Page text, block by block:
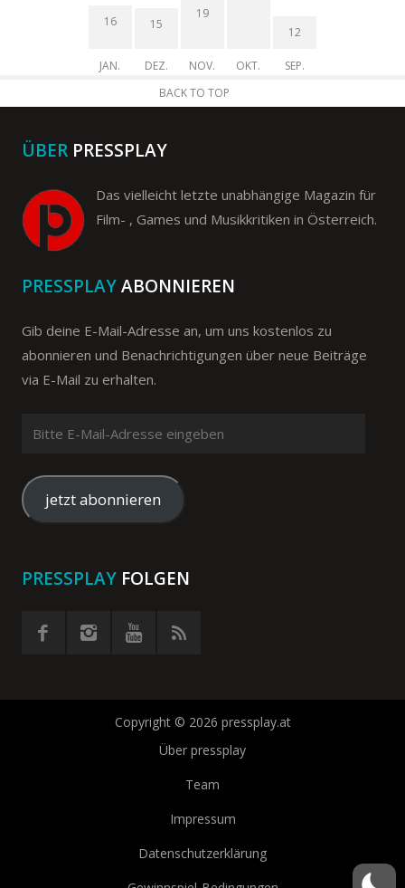
16
JAN.
15
DEZ.
19
NOV. OKT.
12
SEP.
BACK TO TOP
ÜBER PRESSPLAY
Das vielleicht letzte unabhängige Magazin für
Film- , Games und Musikkritiken in Österreich.
PRESSPLAYABONNIEREN
Gib deine E-Mail-Adresse an, um uns kostenlos zu
abonnieren und Benachrichtigungen über neue Beiträge
via E-Mail zu erhalten.
Mail-
Adresse
eingeben
jetzt abonnieren
PRESSPLAY FOLGEN
Copyright © 2026 pressplay.at
Über pressplay
Team
Impressum
Datenschutzerklärung